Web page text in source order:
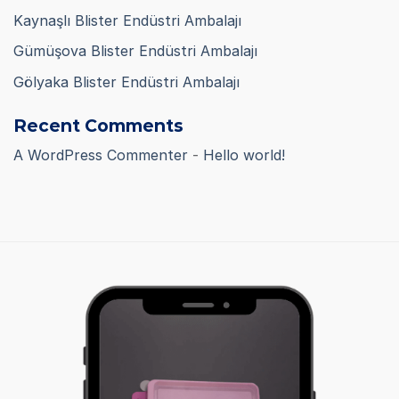
Kaynaşlı Blister Endüstri Ambalajı
Gümüşova Blister Endüstri Ambalajı
Gölyaka Blister Endüstri Ambalajı
Recent Comments
A WordPress Commenter - Hello world!